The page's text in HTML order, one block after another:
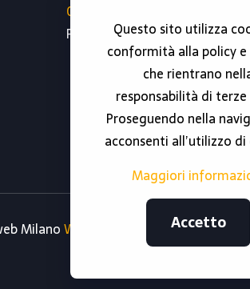
0296790302
Partita iva : 06738810966
MilanoWeb Revolution Milano.
Questo sito utilizza
conformità alla policy e
che rientrano
responsabilità di
Proseguendo nella
acconsenti all’utilizzo
Maggiori
Accetto